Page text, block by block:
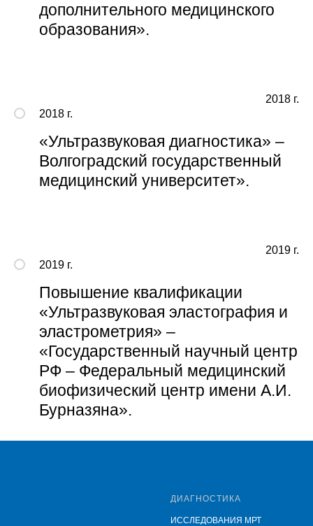
дополнительного медицинского
образования».
2018 г.
2018 г.
«Ультразвуковая диагностика» –
Волгоградский государственный
медицинский университет».
2019 г.
2019 г.
Повышение квалификации
«Ультразвуковая эластография и
эластрометрия» –
«Государственный научный центр
РФ – Федеральный медицинский
биофизический центр имени А.И.
Бурназяна».
ДИАГНОСТИКА
ИССЛЕДОВАНИЯ МРТ